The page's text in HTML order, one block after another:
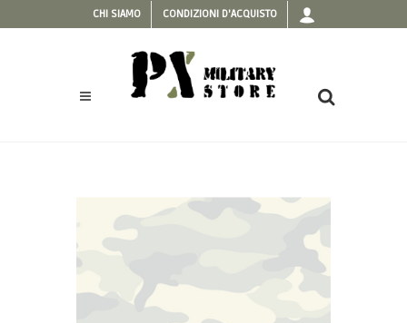
CHI SIAMO CONDIZIONI D'ACQUISTO